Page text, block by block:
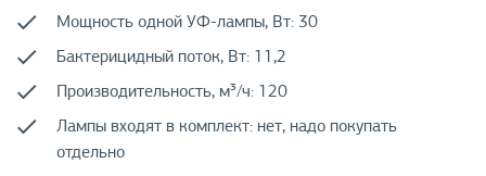
Мощность одной УФ-лампы, Вт: 30
Бактерицидный поток, Вт: 11,2
Производительность, м³/ч: 120
Лампы входят в комплект: нет, надо покупать
отдельно